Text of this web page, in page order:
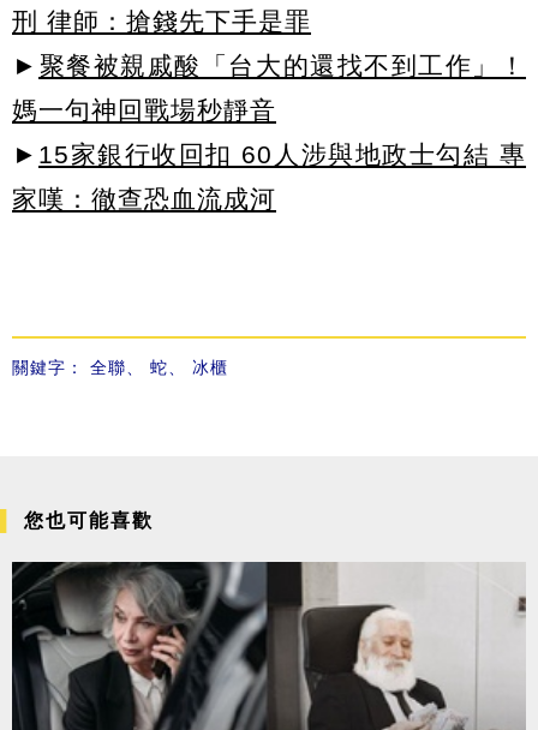
刑 律師：搶錢先下手是罪
► 聚餐被親戚酸「台大的還找不到工作」！
媽一句神回戰場秒靜音
► 15家銀行收回扣 60人涉與地政士勾結 專
家嘆：徹查恐血流成河
關鍵字： 全聯 蛇 冰櫃
您也可能喜歡